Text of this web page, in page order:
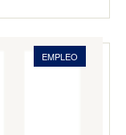
EMPLEO